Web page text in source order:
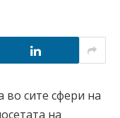
во сите сфери на
на